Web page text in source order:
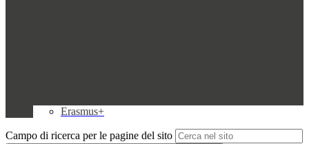
Erasmus+
Campo di ricerca per le pagine del sito